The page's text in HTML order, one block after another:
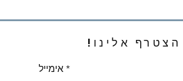
הצטרף אלינו!
אימייל